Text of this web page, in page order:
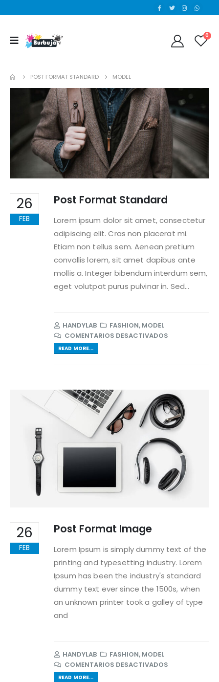
0
POST FORMAT STANDARD MODEL
26
FEB
Post Format Standard
Lorem ipsum dolor sit amet, consectetur
adipiscing elit. Cras non placerat mi.
Etiam non tellus sem. Aenean pretium
convallis lorem, sit amet dapibus ante
mollis a. Integer bibendum interdum sem,
eget volutpat purus pulvinar in. Sed...
HANDYLAB FASHION, MODEL
COMENTARIOS DESACTIVADOS
READ MORE...
26
FEB
Post Format Image
Lorem Ipsum is simply dummy text of the
printing and typesetting industry. Lorem
Ipsum has been the industry's standard
dummy text ever since the 1500s, when
an unknown printer took a galley of type
and
HANDYLAB FASHION, MODEL
COMENTARIOS DESACTIVADOS
READ MORE...